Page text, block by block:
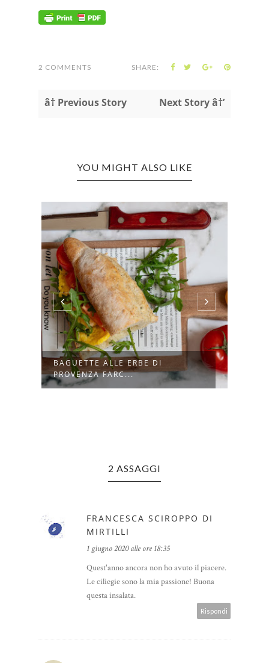
2 COMMENTS SHARE:
â† Previous Story Next Story â†’
YOU MIGHT ALSO LIKE
BAGUETTE ALLE ERBE DI
PROVENZA FARC...
2 ASSAGGI
FRANCESCA SCIROPPO DI
MIRTILLI
1 giugno 2020 alle ore 18:35
Quest'anno ancora non ho avuto il piacere.
Le ciliegie sono la mia passione! Buona
questa insalata.
Rispondi